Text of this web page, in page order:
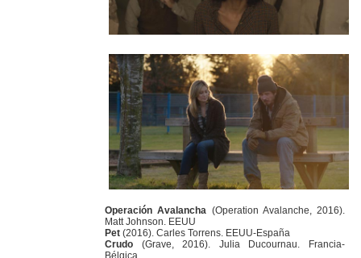
Operación Avalancha (Operation Avalanche, 2016).
Matt Johnson. EEUU
Pet (2016). Carles Torrens. EEUU-España
Crudo (Grave, 2016). Julia Ducournau. Francia-
Bélgica